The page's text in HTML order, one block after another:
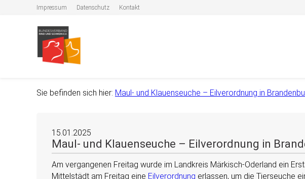
Impressum Datenschutz Kontakt
Sie befinden sich hier: Maul- und Klauenseuche – Eilverordnung in
15.01.2025
Maul- und Klauenseuche – Eilverordnung in
Am vergangenen Freitag wurde im Landkreis Märkisch-Oderland ein
Mittelstädt am Freitag eine Eilverordnung erlassen, um die Tierseuche